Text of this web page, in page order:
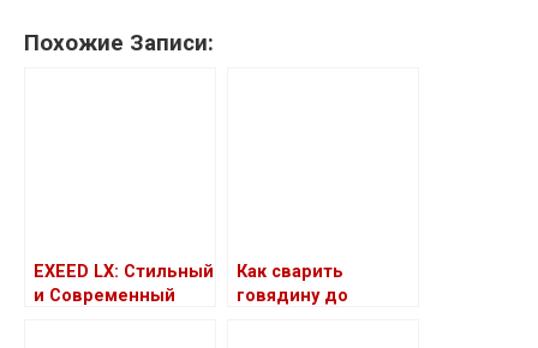
Похожие Записи:
EXEED LX: Стильный
и Современный
Как сварить
говядину до